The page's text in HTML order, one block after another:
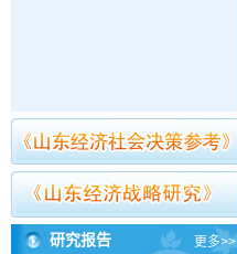
研究报告
更多>>